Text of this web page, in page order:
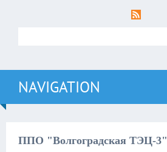
NAVIGATION
ППО "Волгоградская ТЭЦ-3"